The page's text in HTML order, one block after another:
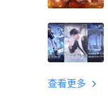
查看更多